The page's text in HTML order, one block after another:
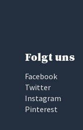
Folgt uns
Facebook
Twitter
Instagram
Pinterest